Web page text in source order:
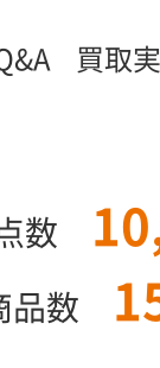
買取
数
品数